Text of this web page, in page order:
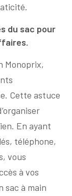
du sac pour
Monoprix,
Cette astuce
En ayant
téléphone,
vous
à vos
sac à main